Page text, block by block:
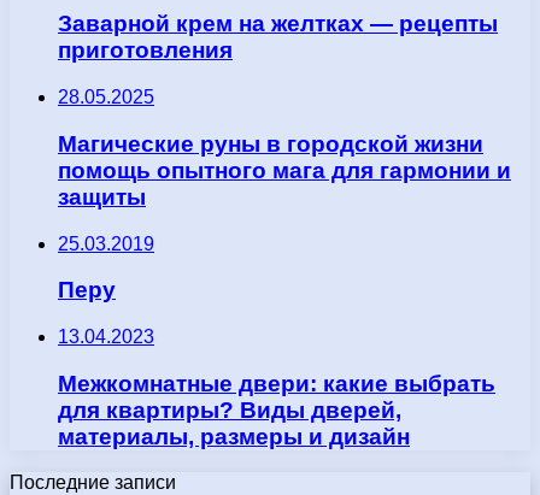
Заварной крем на желтках — рецепты
приготовления
28.05.2025
Магические руны в городской жизни
помощь опытного мага для гармонии и
защиты
25.03.2019
Перу
13.04.2023
Межкомнатные двери: какие выбрать
для квартиры? Виды дверей,
материалы, размеры и дизайн
Последние записи